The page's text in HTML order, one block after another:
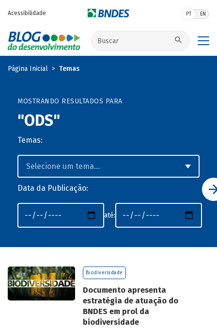
Acessibilidade PT EN
Buscar no site
Página Inicial Temas
MOSTRANDO RESULTADOS PARA
"ODS"
Temas:
Data da Publicação:
até:
Biodiversidade
Documento apresenta
estratégia de atuação do
BNDES em prol da
biodiversidade